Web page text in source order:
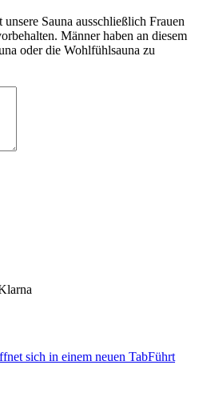
Sauna ausschließlich Frauen
Männer haben an diesem
oder die Wohlfühlsauna zu
sich in einem neuen TabFührt